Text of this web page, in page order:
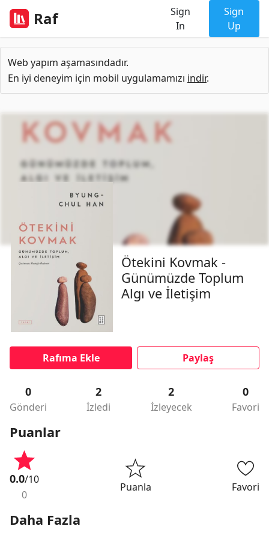
Raf
Sign
In
Sign
Up
Web yapım aşamasındadır.
En iyi deneyim için mobil uygulamamızı indir.
Ötekini Kovmak -
Günümüzde Toplum
Algı ve İletişim
Rafıma Ekle Paylaş
0
Gönderi
2
İzledi
2
İzleyecek
0
Favori
Puanlar
0.0/10
0
Puanla Favori
Daha Fazla